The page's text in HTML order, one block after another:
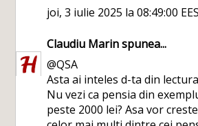
joi, 3 iulie 2025 la 08:49:00
Claudiu Marinspunea...
@QSA
Asta ai inteles d-ta din
Nu vezi ca pensia din
peste 2000 lei? Asa vor